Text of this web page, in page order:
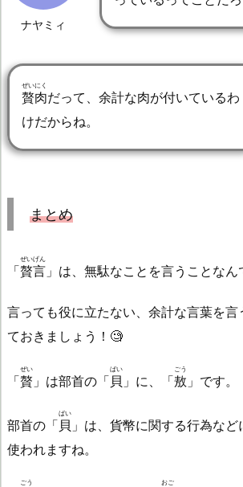
ナヤミィ
贅肉
ぜいにく
だって、余計な肉が付いているわ
けだからね。
まとめ
「贅言
ぜいげん
」は、無駄なことを言うことなん
言っても役に立たない、余計な言葉を言
ておきましょう！🧐
「贅
ぜい
」は部首の「 貝
ばい
」に、「敖
ごう
」です。
部首の「 貝
ばい
」は、貨幣に関する行為な
使われますね。
ごう おご